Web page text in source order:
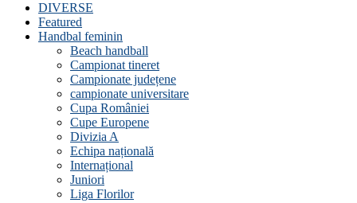
DIVERSE
Featured
Handbal feminin
Beach handball
Campionat tineret
Campionate județene
campionate universitare
Cupa României
Cupe Europene
Divizia A
Echipa națională
Internațional
Juniori
Liga Florilor